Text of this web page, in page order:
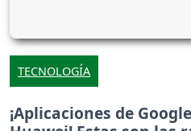
TECNOLOGÍA
¡Aplicaciones de